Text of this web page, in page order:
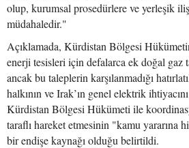
olup, kurumsal prosedürlere ve yerleşik
müdahaledir."
Açıklamada, Kürdistan Bölgesi
enerji tesisleri için defalarca ek doğal gaz
ancak bu taleplerin karşılanmadığı
halkının ve Irak’ın genel elektrik
Kürdistan Bölgesi Hükümeti ile
taraflı hareket etmesinin "kamu yararına
bir endişe kaynağı olduğu belirtildi.